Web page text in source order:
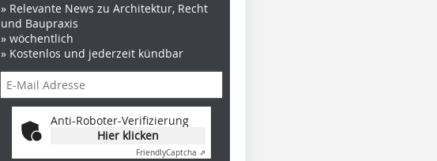
» Relevante News zu Architektur, Recht
und Baupraxis
» wöchentlich
» Kostenlos und jederzeit kündbar
Anti-Roboter-Verifizierung
Hier klicken
FriendlyCaptcha ⇗